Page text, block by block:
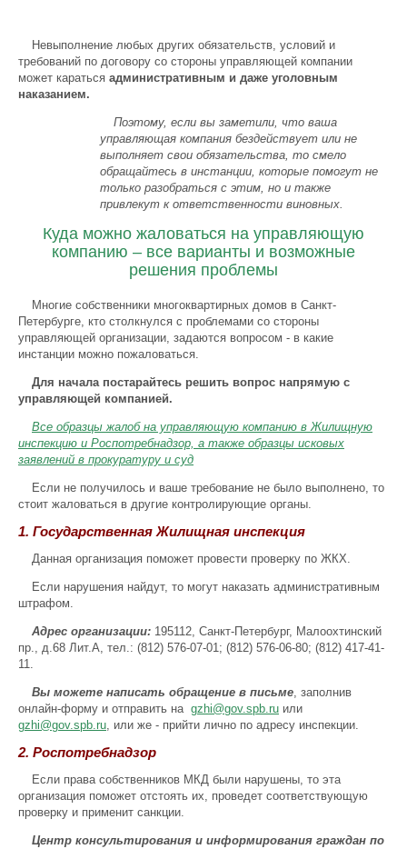
Невыполнение любых других обязательств, условий и
требований по договору со стороны управляющей компании
может караться административным и даже уголовным
наказанием.
Поэтому, если вы заметили, что ваша
управляющая компания бездействует или не
выполняет свои обязательства, то смело
обращайтесь в инстанции, которые помогут не
только разобраться с этим, но и также
привлекут к ответственности виновных.
Куда можно жаловаться на управляющую
компанию – все варианты и возможные
решения проблемы
Многие собственники многоквартирных домов в Санкт-
Петербурге, кто столкнулся с проблемами со стороны
управляющей организации, задаются вопросом - в какие
инстанции можно пожаловаться.
Для начала постарайтесь решить вопрос напрямую с
управляющей компанией.
Все образцы жалоб на управляющую компанию в Жилищную
инспекцию и Роспотребнадзор, а также образцы исковых
заявлений в прокуратуру и суд
Если не получилось и ваше требование не было выполнено, то
стоит жаловаться в другие контролирующие органы.
1. Государственная Жилищная инспекция
Данная организация поможет провести проверку по ЖКХ.
Если нарушения найдут, то могут наказать административным
штрафом.
Адрес организации: 195112, Санкт-Петербург, Малоохтинский
пр., д.68 Лит.А, тел.: (812) 576-07-01; (812) 576-06-80; (812) 417-41-
11.
Вы можете написать обращение в письме, заполнив
онлайн-форму и отправить на gzhi@gov.spb.ru или
gzhi@gov.spb.ru, или же - прийти лично по адресу инспекции.
2. Роспотребнадзор
Если права собственников МКД были нарушены, то эта
организация поможет отстоять их, проведет соответствующую
проверку и применит санкции.
Центр консультирования и информирования граждан по